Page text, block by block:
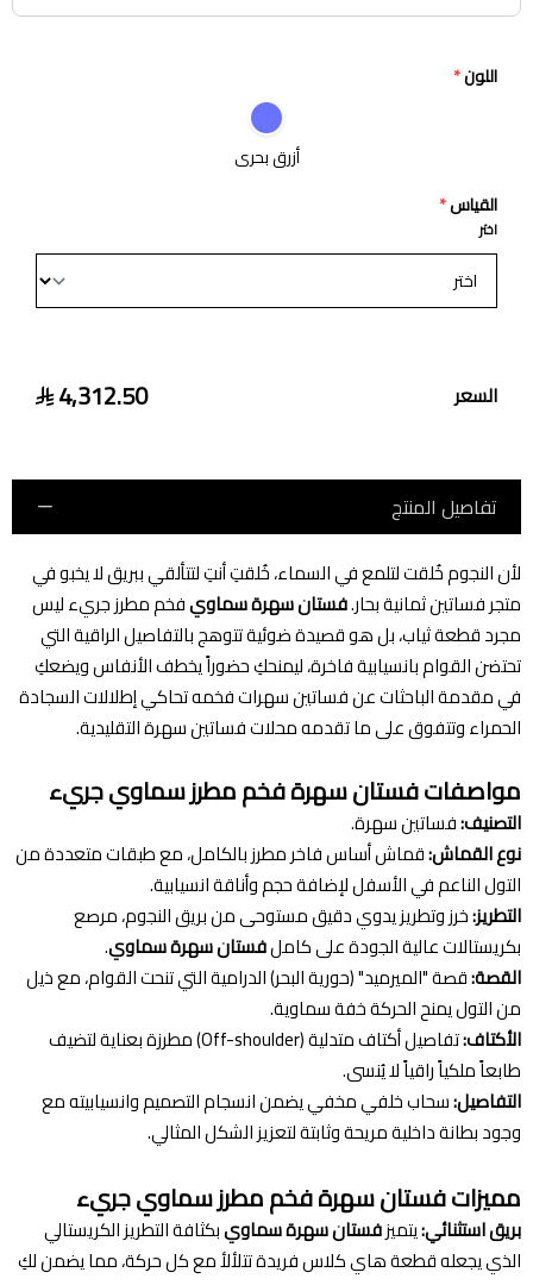
اللون*
أزرق بحري
القياس*
اختر
السعر 4,312.50
تفاصيل المنتج
لأن النجوم خُلقت لتلمع في السماء، خُلقتِ أنتِ لتتألقي ببريق لا يخبو في
متجر فساتين ثمانية بحار.فستان سهرة سماويفخم مطرز جريء ليس
مجرد قطعة ثياب، بل هو قصيدة ضوئية تتوهج بالتفاصيل الراقية التي
تحتضن القوام بانسيابية فاخرة، ليمنحكِ حضوراً يخطف الأنفاس ويضعكِ
في مقدمة الباحثات عن فساتين سهرات فخمه تحاكي إطلالات السجادة
الحمراء وتتفوق على ما تقدمه محلات فساتين سهرة التقليدية.
مواصفات فستان سهرة فخم مطرز سماوي جريء
التصنيف:فساتين سهرة.
نوع القماش:قماش أساس فاخر مطرز بالكامل، مع طبقات متعددة من
التول الناعم في الأسفل لإضافة حجم وأناقة انسيابية.
التطريز:خرز وتطريز يدوي دقيق مستوحى من بريق النجوم، مرصع
بكريستالات عالية الجودة على كاملفستان سهرة سماوي.
القصة:قصة "الميرميد" (حورية البحر) الدرامية التي تنحت القوام، مع ذيل
من التول يمنح الحركة خفة سماوية.
الأكتاف:
تفاصيل أكتاف متدلية (Off-shoulder) مطرزة بعناية لتضيف
طابعاً ملكياً راقياً لا يُنسى.
التفاصيل:سحاب خلفي مخفي يضمن انسجام التصميم وانسيابيته مع
وجود بطانة داخلية مريحة وثابتة لتعزيز الشكل المثالي.
مميزات فستان سهرة فخم مطرز سماوي جريء
بريق استثنائي:يتميزفستان سهرة سماويبكثافة التطريز الكريستالي
الذي يجعله قطعة هاي كلاس فريدة تتلألأ مع كل حركة، مما يضمن لكِ